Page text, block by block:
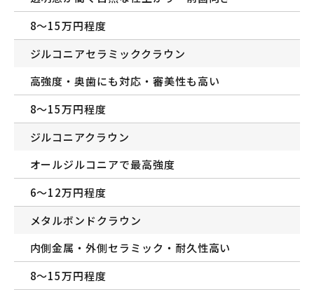
8〜15万円程度
ジルコニアセラミッククラウン
高強度・奥歯にも対応・審美性も高い
8〜15万円程度
ジルコニアクラウン
オールジルコニアで最高強度
6〜12万円程度
メタルボンドクラウン
内側金属・外側セラミック・耐久性高い
8〜15万円程度